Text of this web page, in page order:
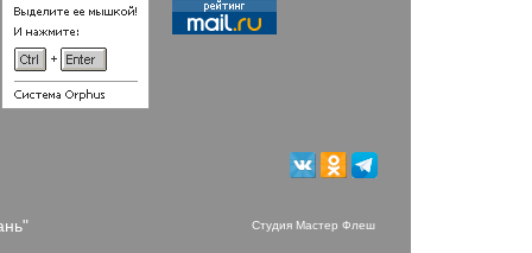
Студия Мастер Флеш